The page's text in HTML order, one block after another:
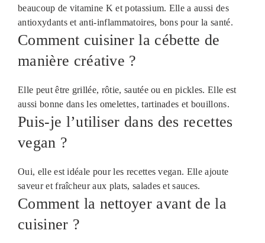
beaucoup de vitamine K et potassium. Elle a aussi des
antioxydants et anti-inflammatoires, bons pour la santé.
Comment cuisiner la cébette de
manière créative ?
Elle peut être grillée, rôtie, sautée ou en pickles. Elle est
aussi bonne dans les omelettes, tartinades et bouillons.
Puis-je l’utiliser dans des recettes
vegan ?
Oui, elle est idéale pour les recettes vegan. Elle ajoute
saveur et fraîcheur aux plats, salades et sauces.
Comment la nettoyer avant de la
cuisiner ?